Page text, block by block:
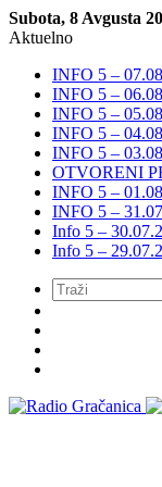
Subota, 8 Avgusta
Aktuelno
INFO 5 –
INFO 5 –
INFO 5 –
INFO 5 –
INFO 5 –
OTVORENI
INFO 5 –
INFO 5 –
Info 5 –
Info 5 –
Meni